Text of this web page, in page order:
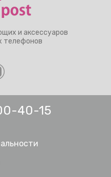
и аксессуаров
телефонов
40-15